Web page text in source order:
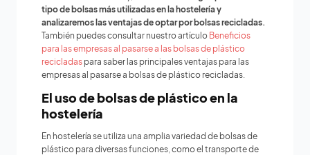
tipo de bolsas más utilizadas en la hostelería y
analizaremos las ventajas de optar por bolsas recicladas.
También puedes consultar nuestro artículo Beneficios
para las empresas al pasarse a las bolsas de plástico
recicladaspara saber las principales ventajas para las
empresas al pasarse a bolsas de plástico recicladas.
El uso de bolsas de plástico en la
hostelería
En hostelería se utiliza una amplia variedad de bolsas de
plástico para diversas funciones, como el transporte de